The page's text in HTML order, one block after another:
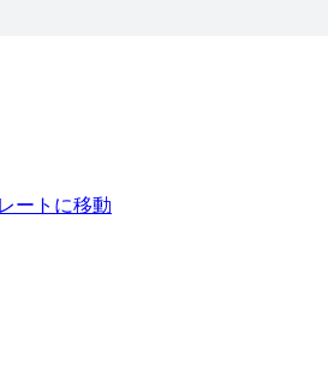
ートに移動